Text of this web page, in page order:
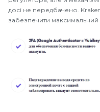
досі не передбачено.
забезпечити максимальний